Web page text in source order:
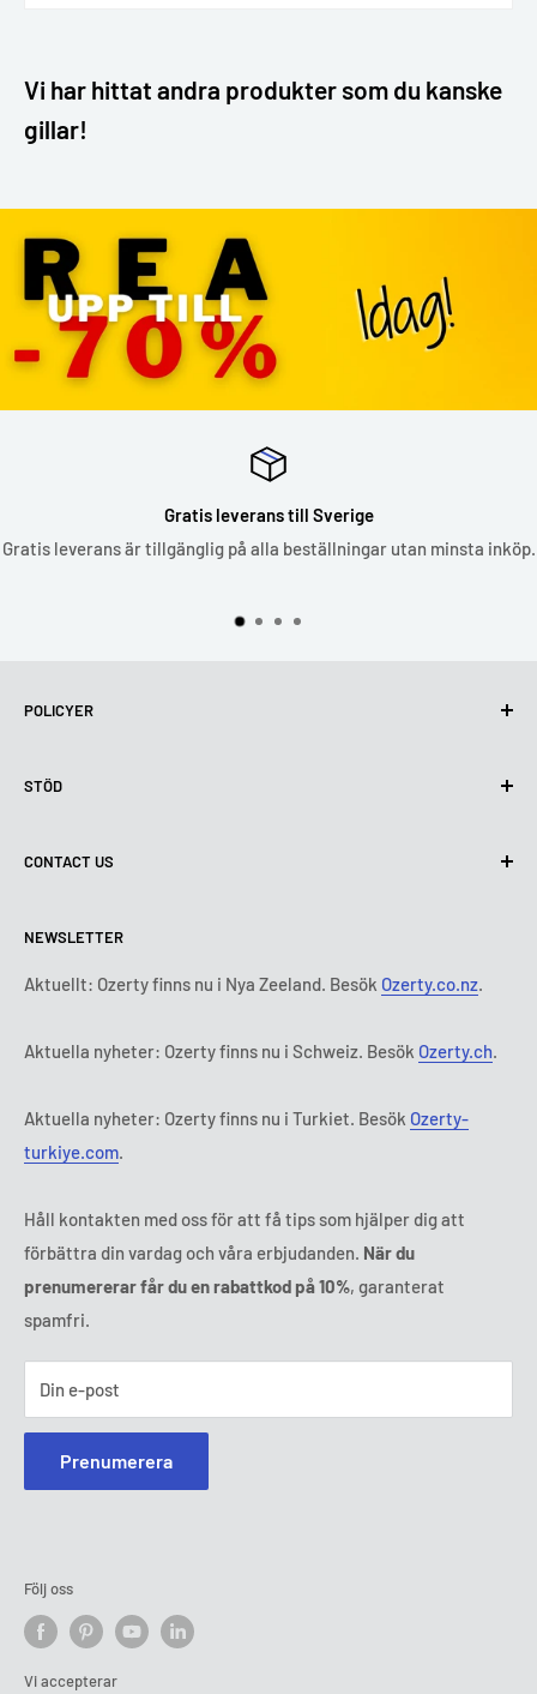
Vi har hittat andra produkter som du kanske
gillar!
Gratis leverans till Sverige
Gratis leverans är tillgänglig på alla beställningar utan minsta inköp.
POLICYER
Användning av cookies (GDPR)
Leveransvillkor
Betalningsvillkor
Abonnemangets villkor och bestämmelser
STÖD
Kontakta oss
Rättsligt meddelande
FAQ
Ozerty håller dig säker
CONTACT US
Tisdag:9:00 - 18:00
Onsdag:
9:00 - 18:00
Fredag:
9:00 - 18:00
Tl: 010 884 87 30
E-post:
NEWSLETTER
Aktuellt: Ozerty finns nu i Nya Zeeland. Besök Ozerty.co.nz.
Aktuella nyheter: Ozerty finns nu i Schweiz. Besök Ozerty.ch.
Aktuella nyheter: Ozerty finns nu i Turkiet. Besök Ozerty-
turkiye.com.
Håll kontakten med oss för att få tips som hjälper dig att
förbättra din vardag och våra erbjudanden. När du
prenumererar får du en rabattkod på 10%, garanterat
spamfri.
Din e-post
Prenumerera
Följ oss
Vi accepterar